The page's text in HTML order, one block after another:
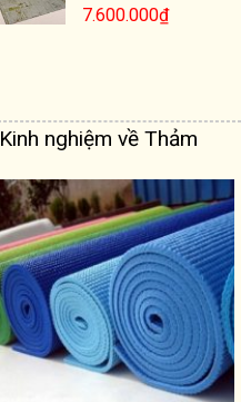
7.600.000₫
Kinh nghiệm về Thảm